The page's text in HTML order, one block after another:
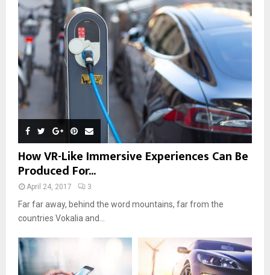
How VR-Like Immersive Experiences Can Be
Produced For...
April 24, 2017 3
Far far away, behind the word mountains, far from the
countries Vokalia and...